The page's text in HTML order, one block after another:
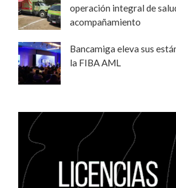
operación integral de
acompañamiento
Bancamiga eleva sus
la FIBA AML